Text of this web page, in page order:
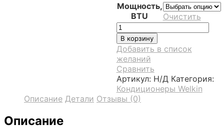
Мощность,
BTU
Очистить
Количество
товара
Welkin
-
General
SLV
*Full
DC
Inverter
В корзину
Добавить в список
желаний
Сравнить
Артикул: Н/Д Категория:
Кондиционеры Welkin
Описание Детали Отзывы (0)
Описание